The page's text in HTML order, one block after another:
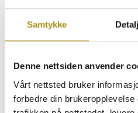
Samtykke
Denne nettsiden anvender
Vårt nettsted bruker
forbedre din
Unngå høyt fravær og
Husk dette er en
Vær tilgjengelig. Du får
bedriften ikke får tak i
Hva legger bedriftene vekt